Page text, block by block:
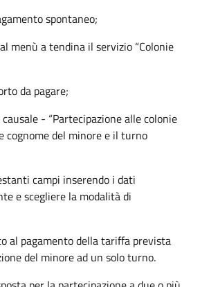
spontaneo;
menù a tendina il servizio “Colonie
da pagare;
- “Partecipazione alle colonie
cognome del minore e il turno
campi inserendo i dati
e scegliere la modalità di
al pagamento della tariffa prevista
del minore ad un solo turno.